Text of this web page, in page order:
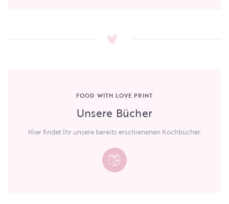
FOOD WITH LOVE PRINT
Unsere Bücher
Hier findet Ihr unsere bereits erschienenen Kochbücher.